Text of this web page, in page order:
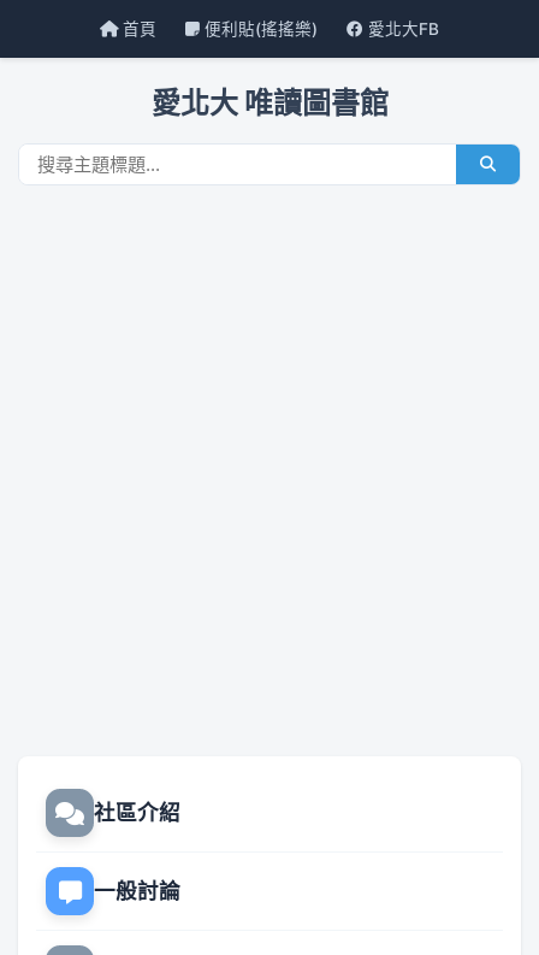
首頁 便利貼(搖搖樂) 愛北大FB
愛北大 唯讀圖書館
社區介紹
一般討論